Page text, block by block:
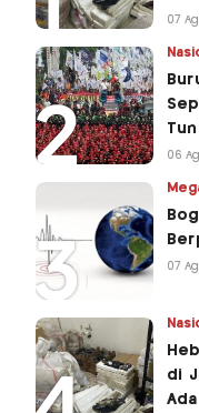
07
06
07
di